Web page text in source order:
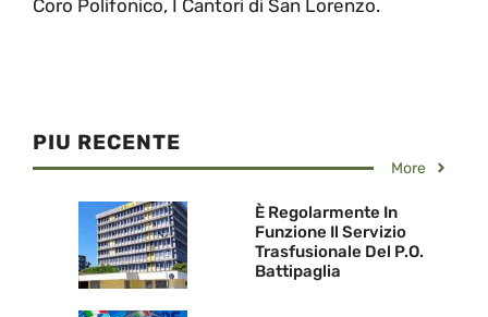
Coro Polifonico, I Cantori di San Lorenzo.
PIU RECENTE
More
È Regolarmente In
Funzione Il Servizio
Trasfusionale Del P.O.
Battipaglia